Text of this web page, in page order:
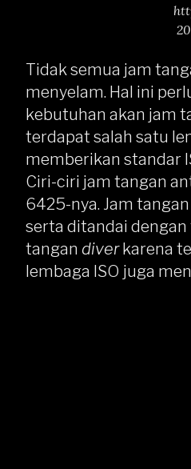
Tidak semua jam
menyelam. Hal ini
kebutuhan akan jam
terdapat salah satu
memberikan standar
Ciri-ciri jam tangan
6425-nya. Jam
serta ditandai dengan
tangan diverkarena
lembaga ISO juga